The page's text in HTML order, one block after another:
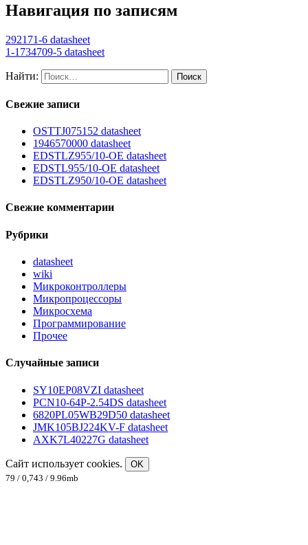
Навигация по записям
292171-6 datasheet
1-1734709-5 datasheet
Найти:
Свежие записи
OSTTJ075152 datasheet
1946570000 datasheet
EDSTLZ955/10-OE datasheet
EDSTL955/10-OE datasheet
EDSTLZ950/10-OE datasheet
Свежие комментарии
Рубрики
datasheet
wiki
Микроконтроллеры
Микропроцессоры
Микросхема
Программирование
Прочее
Случайные записи
SY10EP08VZI datasheet
PCN10-64P-2.54DS datasheet
6820PL05WB29D50 datasheet
JMK105BJ224KV-F datasheet
AXK7L40227G datasheet
Сайт использует cookies.
OK
79 / 0,743 / 9.96mb